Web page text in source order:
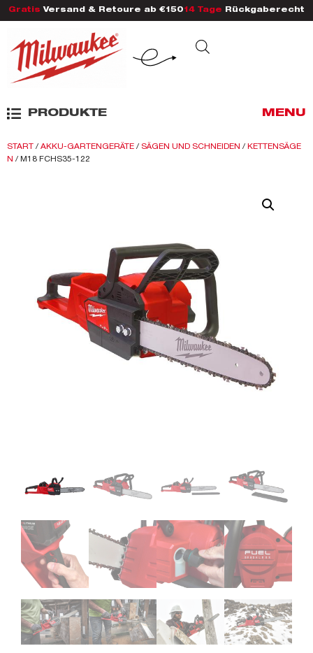
Gratis Versand & Retoure ab €150 14 Tage Rückgaberecht
PRODUKTE MENU
START / AKKU-GARTENGERÄTE / SÄGEN UND SCHNEIDEN / KETTENSÄGE
N / M18 FCHS35-122